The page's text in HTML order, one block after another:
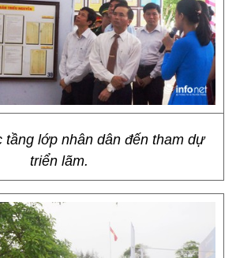
tầng lớp nhân dân đến tham dự
triển lãm.